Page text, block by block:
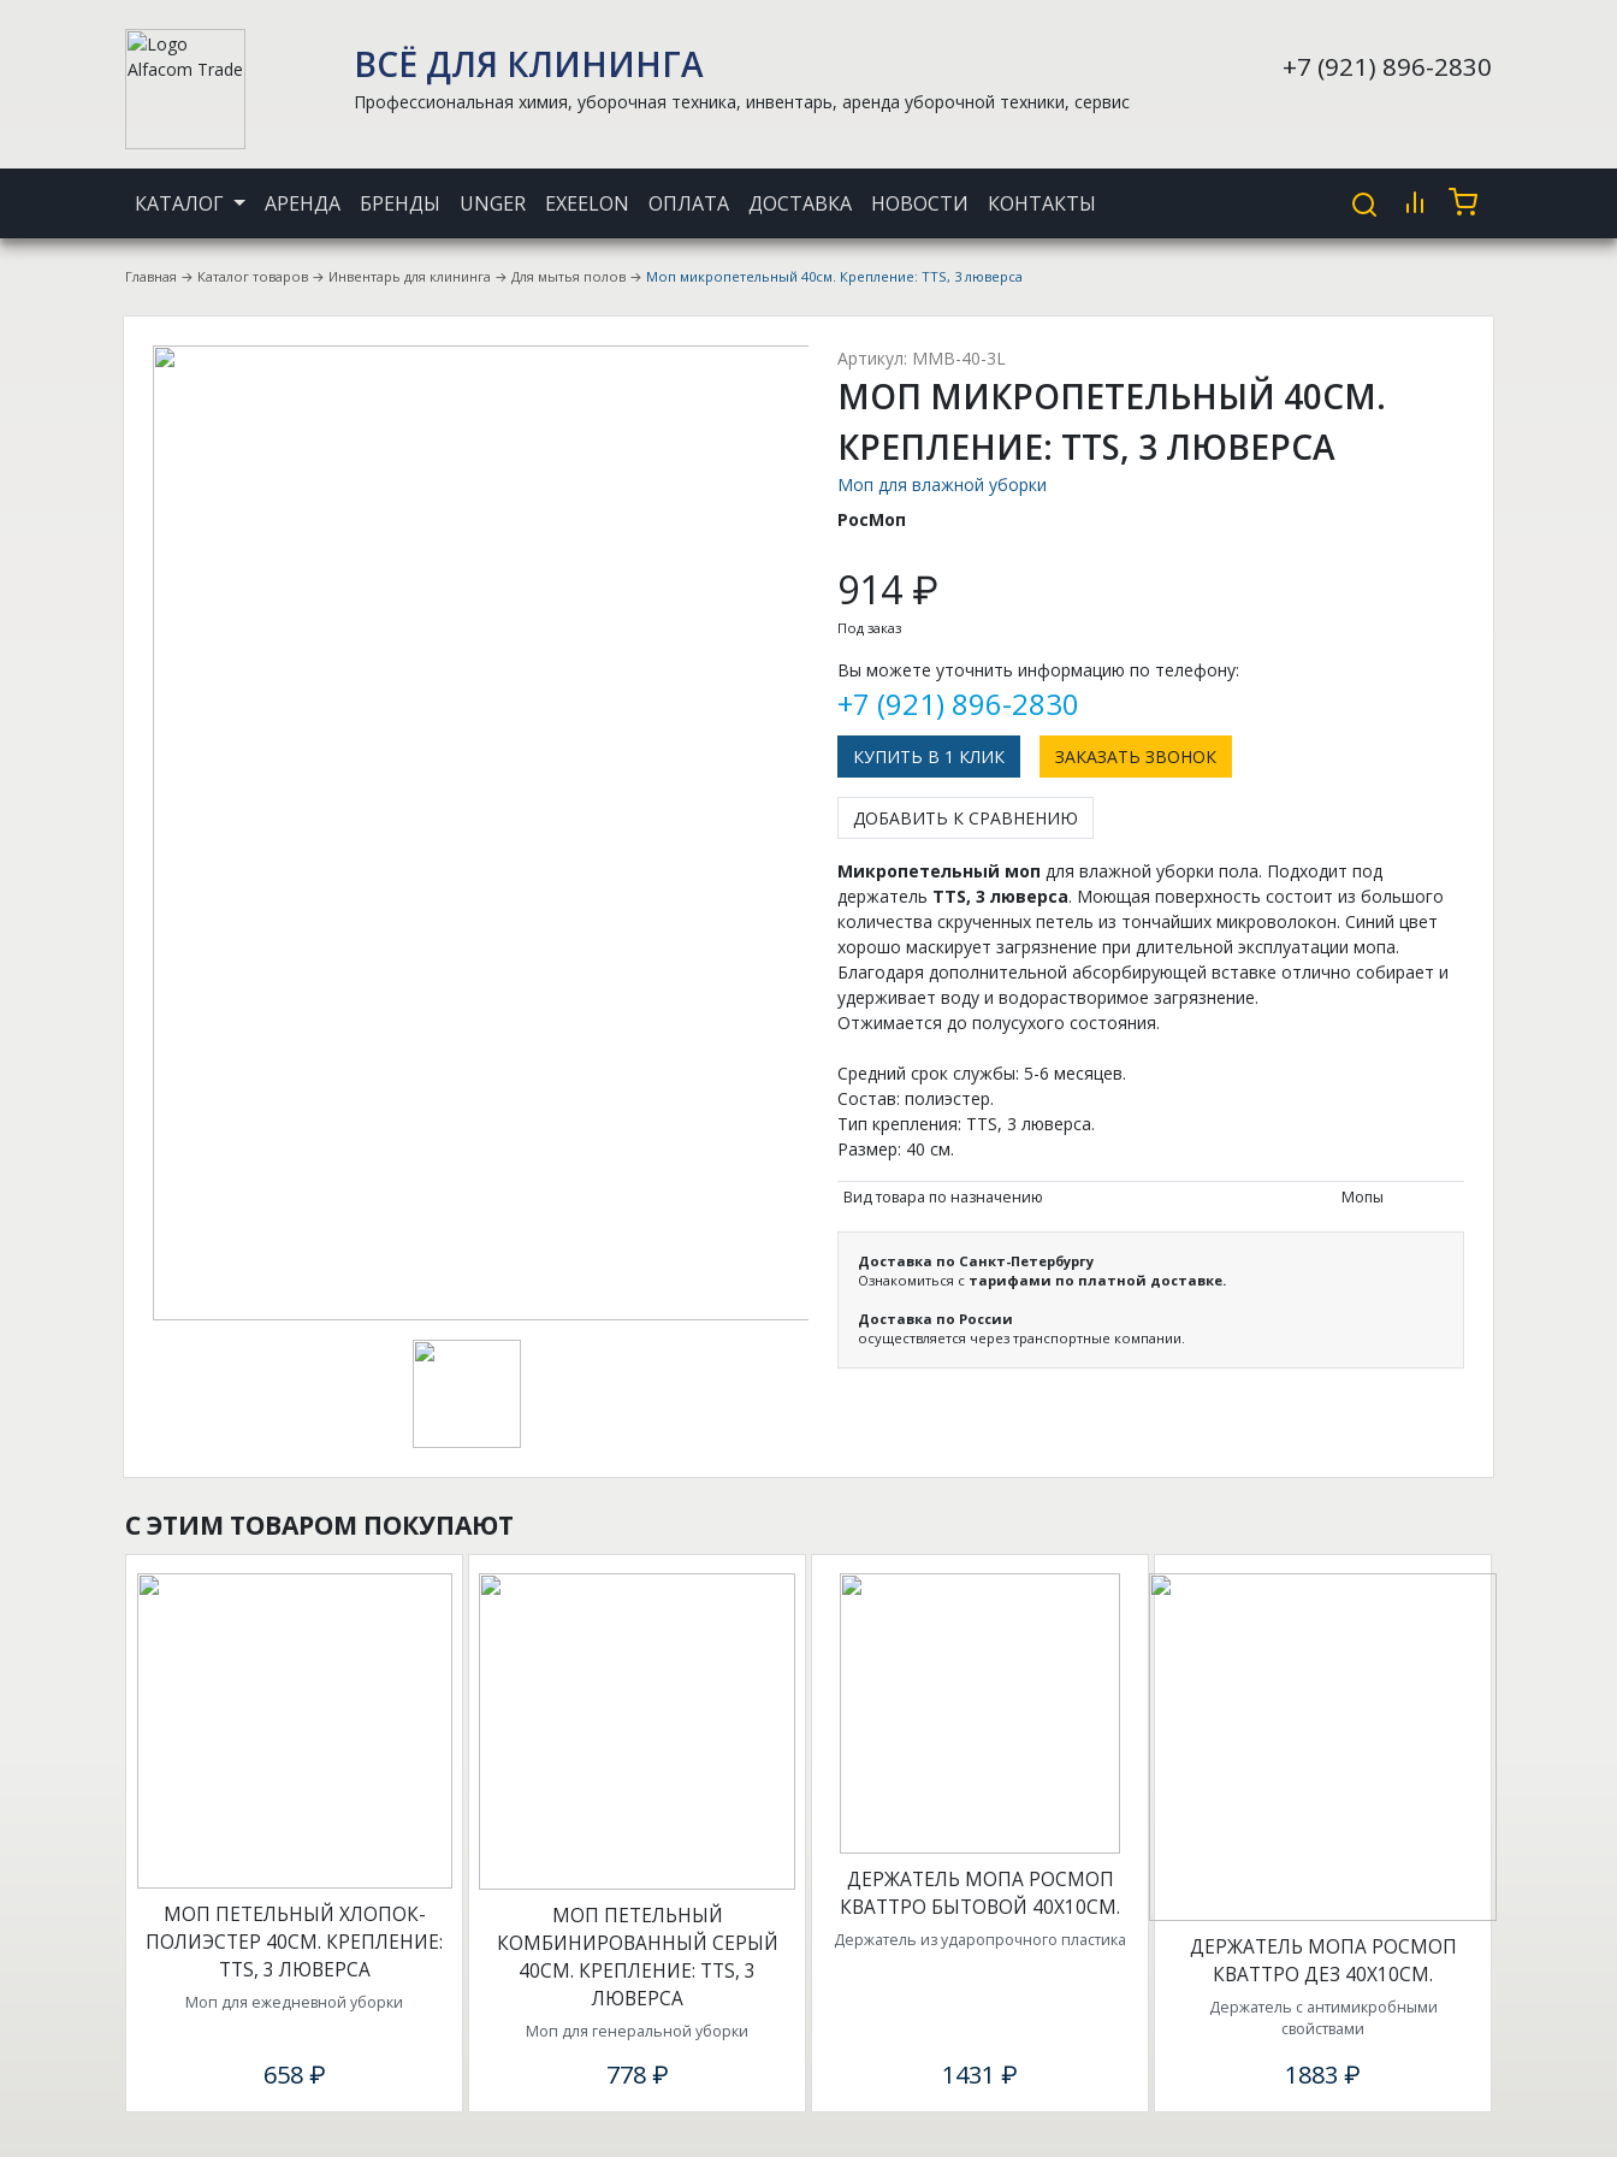
ВСЁ ДЛЯ КЛИНИНГА
Профессиональная химия, уборочная техника, инвентарь, аренда уборочной техники, сервис
+7 (921) 896-2830
КАТАЛОГ АРЕНДА БРЕНДЫ UNGER EXEELON ОПЛАТА ДОСТАВКА НОВОСТИ КОНТАКТЫ
Главная → Каталог товаров → Инвентарь для клининга → Для мытья полов → Моп микропетельный 40см. Крепление: ТТS, 3 люверса
Артикул: MMB-40-3L
МОП МИКРОПЕТЕЛЬНЫЙ 40СМ.
КРЕПЛЕНИЕ: ТТS, 3 ЛЮВЕРСА
Моп для влажной уборки
РосМоп
914 ₽
Под заказ
Вы можете уточнить информацию по телефону:
+7 (921) 896-2830
КУПИТЬ В 1 КЛИК ЗАКАЗАТЬ ЗВОНОК
ДОБАВИТЬ К СРАВНЕНИЮ
Микропетельный моп для влажной уборки пола. Подходит под
держатель ТТS, 3 люверса. Моющая поверхность состоит из большого
количества скрученных петель из тончайших микроволокон. Синий цвет
хорошо маскирует загрязнение при длительной эксплуатации мопа.
Благодаря дополнительной абсорбирующей вставке отлично собирает и
удерживает воду и водорастворимое загрязнение.
Отжимается до полусухого состояния.
Средний срок службы: 5-6 месяцев.
Состав: полиэстер.
Тип крепления: ТТS, 3 люверса.
Размер: 40 см.
Вид товара по назначению Мопы
Доставка по Санкт-Петербургу
Ознакомиться с тарифами по платной доставке.
Доставка по России
осуществляется через транспортные компании.
С ЭТИМ ТОВАРОМ ПОКУПАЮТ
МОП ПЕТЕЛЬНЫЙ ХЛОПОК-
ПОЛИЭСТЕР 40СМ. КРЕПЛЕНИЕ:
ТТS, 3 ЛЮВЕРСА
Моп для ежедневной уборки
658 ₽
МОП ПЕТЕЛЬНЫЙ
КОМБИНИРОВАННЫЙ СЕРЫЙ
40СМ. КРЕПЛЕНИЕ: ТТS, 3
ЛЮВЕРСА
Моп для генеральной уборки
778 ₽
ДЕРЖАТЕЛЬ МОПА РОСМОП
КВАТТРО БЫТОВОЙ 40Х10СМ.
Держатель из ударопрочного пластика
1431 ₽
ДЕРЖАТЕЛЬ МОПА РОСМОП
КВАТТРО ДЕЗ 40Х10СМ.
Держатель с антимикробными
свойствами
1883 ₽